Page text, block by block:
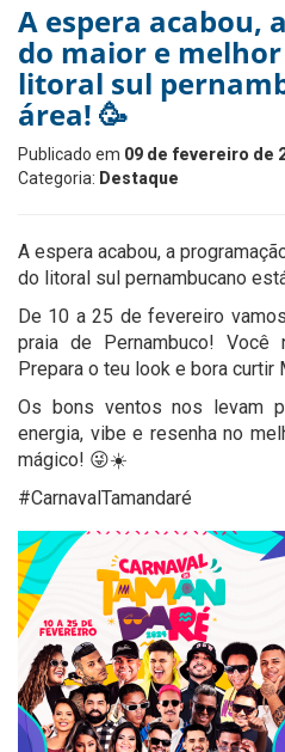
A espera acabou,
do maior e
litoral sul
área! 🥳
Publicado em 09 de fevereiro de
Categoria: Destaque
A espera acabou, a
do litoral sul pernambucano
De 10 a 25 de fevereiro
praia de Pernambuco!
Prepara o teu look e bora curtir
Os bons ventos nos levam
energia, vibe e resenha no
mágico! 😜☀️
#CarnavalTamandaré